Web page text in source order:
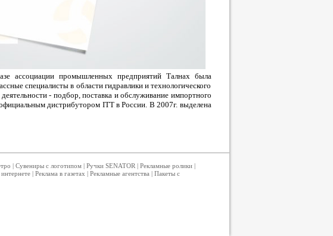
ассоциации промышленных предприятий Талнах была
специалисты в области гидравлики и технологического
- подбор, поставка и обслуживание импортного
дистрибутором ITT в России. В 2007г. выделена
| Сувениры с логотипом| Ручки SENATOR | Рекламные ролики|
| Реклама в газетах | Рекламные агентства | Пакеты с